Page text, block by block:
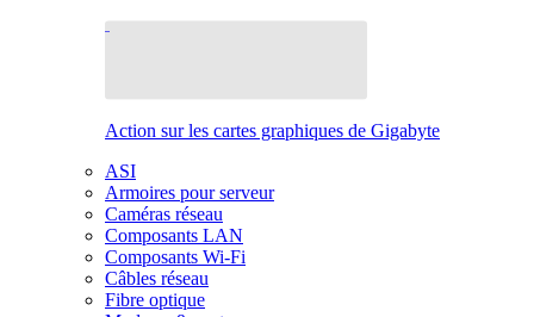
Action sur les cartes graphiques de Gigabyte
ASI
Armoires pour serveur
Caméras réseau
Composants LAN
Composants Wi-Fi
Câbles réseau
Fibre optique